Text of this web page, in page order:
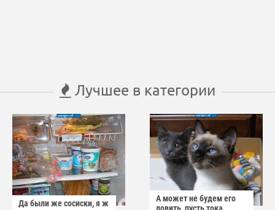
Лучшее в категории
Да были же сосиски, я ж
А может не будем его